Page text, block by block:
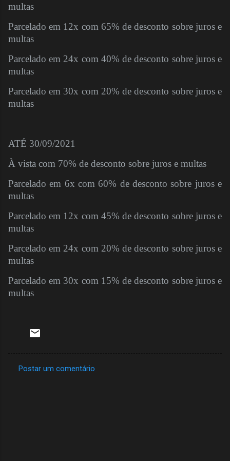
multas
Parcelado em 12x com 65% de desconto sobre juros e
multas
Parcelado em 24x com 40% de desconto sobre juros e
multas
Parcelado em 30x com 20% de desconto sobre juros e
multas
ATÉ 30/09/2021
À vista com 70% de desconto sobre juros e multas
Parcelado em 6x com 60% de desconto sobre juros e
multas
Parcelado em 12x com 45% de desconto sobre juros e
multas
Parcelado em 24x com 20% de desconto sobre juros e
multas
Parcelado em 30x com 15% de desconto sobre juros e
multas
Postar um comentário